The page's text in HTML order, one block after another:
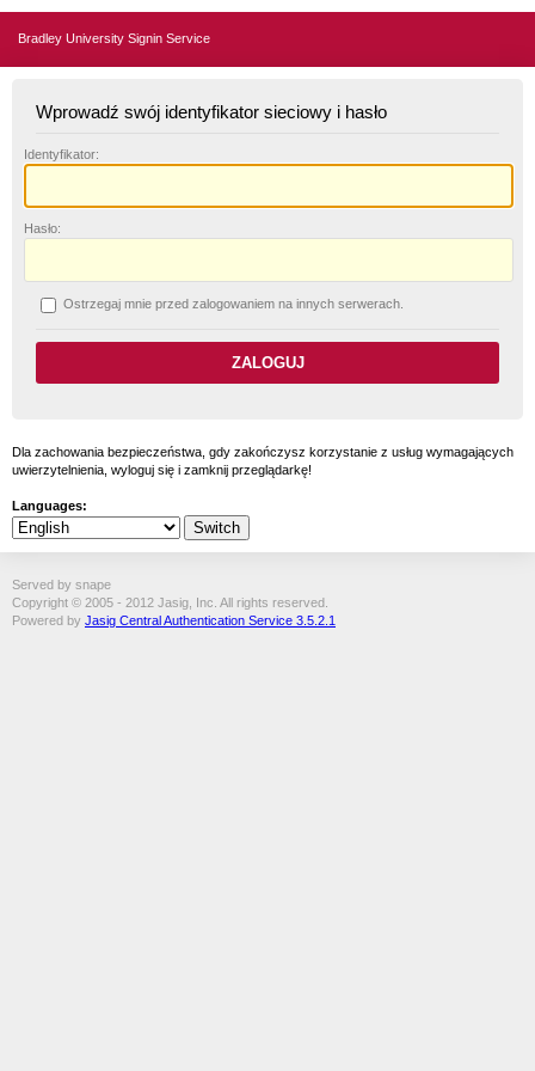
Bradley University Signin Service
Wprowadź swój identyfikator sieciowy i hasło
Identyfikator:
Hasło:
Ostrzegaj mnie przed zalogowaniem na innych serwerach.
Dla zachowania bezpieczeństwa, gdy zakończysz korzystanie z usług wymagających
uwierzytelnienia, wyloguj się i zamknij przeglądarkę!
Languages:
Served by snape
Copyright © 2005 - 2012 Jasig, Inc. All rights reserved.
Powered by Jasig Central Authentication Service 3.5.2.1